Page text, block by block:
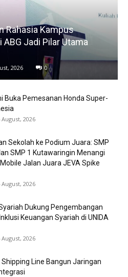
Rahasia Kampus
Jadi Pilar Utama
2026 0
Buka Pemesanan Honda Super-
August, 2026
Sekolah ke Podium Juara: SMP
SMP 1 Kutawaringin Menangi
Jalan Juara JEVA Spike
August, 2026
Dukung Pengembangan
Keuangan Syariah di UNIDA
August, 2026
Shipping Line Bangun Jaringan